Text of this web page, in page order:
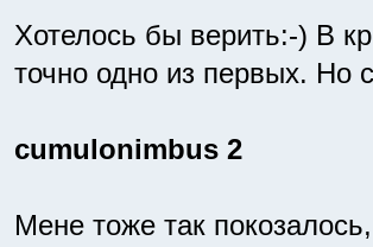
Хотелось бы верить:-) В
точно одно из первых. Но
cumulonimbus 2
Мене тоже так